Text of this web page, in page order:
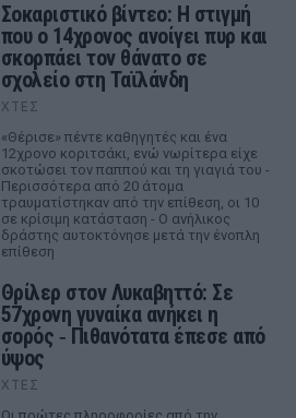
Σοκαριστικό βίντεο: Η στιγμή
που ο 14χρονος ανοίγει πυρ και
σκορπάει τον θάνατο σε
σχολείο στη Ταϊλάνδη
ΧΤΕΣ
«Θέρισε» πέντε καθηγητές και ένα
12χρονο κοριτσάκι, ενώ νωρίτερα είχε
σκοτώσει τον παππού και τη γιαγιά του -
Περισσότερα από 20 άτομα
τραυματίστηκαν από την επίθεση, οι 10
σε κρίσιμη κατάσταση - Ο ανήλικος
δράστης αυτοκτόνησε μετά την ένοπλη
επίθεση
Θρίλερ στον Λυκαβηττό: Σε
57χρονη γυναίκα ανήκει η
σορός ‑ Πιθανότατα έπεσε από
ύψος
ΧΤΕΣ